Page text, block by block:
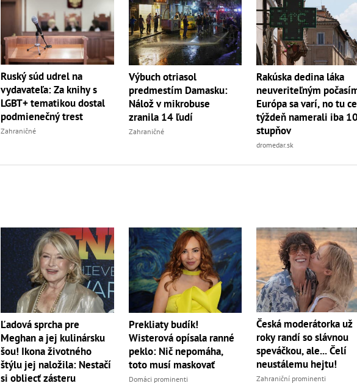
Ruský súd udrel na
vydavateľa: Za knihy s
LGBT+ tematikou dostal
podmienečný trest
Zahraničné
Výbuch otriasol
predmestím Damasku:
Nálož v mikrobuse
zranila 14 ľudí
Zahraničné
Rakúska dedina láka
neuveriteľným
Európa sa varí, no tu
týždeň namerali iba
stupňov
dromedar.sk
Ľadová sprcha pre
Meghan a jej kulinársku
šou! Ikona životného
štýlu jej naložila: Nestačí
si obliecť zásteru
Prekliaty budík!
Wisterová opísala ranné
peklo: Nič nepomáha,
toto musí maskovať
Domáci prominenti
Česká moderátorka už
roky randí so slávnou
speváčkou, ale... Čelí
neustálemu hejtu!
Zahraniční prominenti